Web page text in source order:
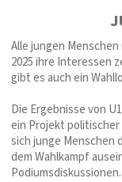
Alle jungen
2025 ihre Interessen
gibt es auch ein
Die Ergebnisse von
ein Projekt politischer
sich junge Menschen
dem Wahlkampf
Podiumsdiskussionen.